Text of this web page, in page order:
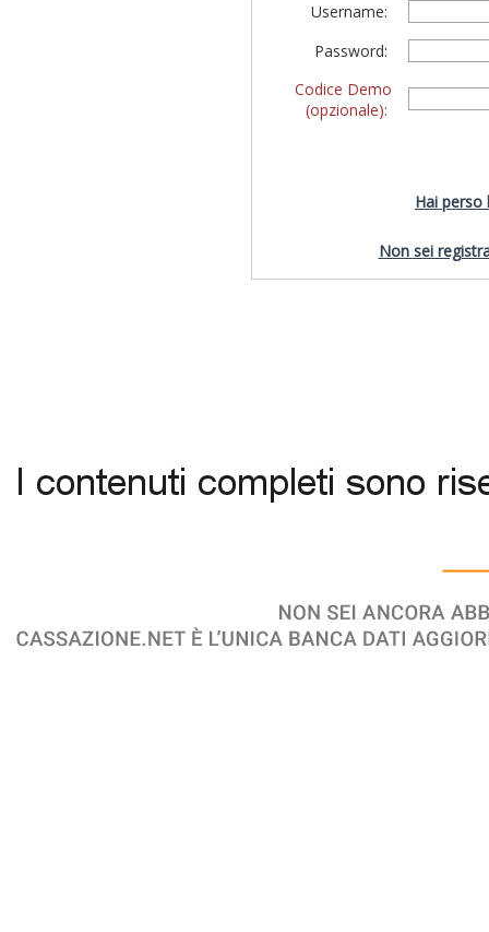
Username:
Password:
Codice Demo
(opzionale):
Hai perso
Non sei